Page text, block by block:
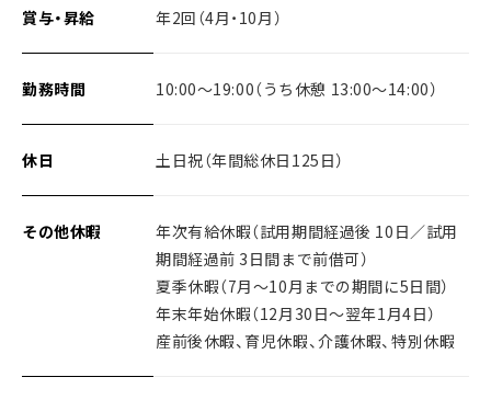
賞与・昇給 年2回（4月・10月）
勤務時間 10:00〜19:00（うち休憩 13:00〜14:00）
休日 土日祝（年間総休日125日）
その他休暇
年次有給休暇（試用期間経過後 10日／試用
期間経過前 3日間まで前借可）
夏季休暇（7月～10月までの期間に5日間）
年末年始休暇（12月30日～翌年1月4日）
産前後休暇、育児休暇、介護休暇、特別休暇